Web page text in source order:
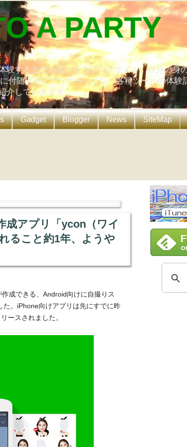
A PARTY
する全てを楽しもうブログサイト。自分の身
付随するアプリケーション、各種ツールの体験
介していきます。
Gadget Blogger News SiteMap
成アプリ「ycon（ワイ
ること約1年、ようや
成できる、Android向けに自撮りス
た。iPhone向けアプリは先にすでに昨
ースされました。